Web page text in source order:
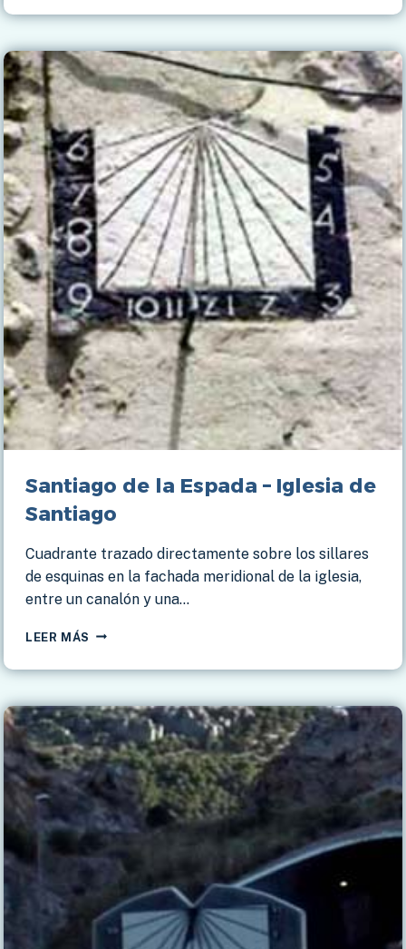
GUADALIMAR
IGLESIA
SANTA
ÁGUEDA
Santiago de la Espada – Iglesia de
Santiago
Cuadrante trazado directamente sobre los sillares
de esquinas en la fachada meridional de la iglesia,
entre un canalón y una…
LEER MÁS SANTIAGO
LA
–
IGLESIA
DE
SANTIAGO